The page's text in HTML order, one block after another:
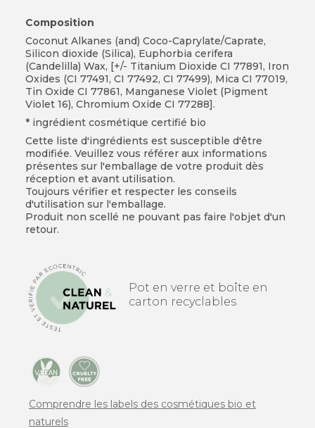
Composition
Coconut Alkanes (and) Coco-Caprylate/Caprate,
Silicon dioxide (Silica), Euphorbia cerifera
(Candelilla) Wax, [+/- Titanium Dioxide CI 77891, Iron
Oxides (CI 77491, CI 77492, CI 77499), Mica CI 77019,
Tin Oxide CI 77861, Manganese Violet (Pigment
Violet 16), Chromium Oxide CI 77288].
* ingrédient cosmétique certifié bio
Cette liste d'ingrédients est susceptible d'être
modifiée. Veuillez vous référer aux informations
présentes sur l'emballage de votre produit dès
réception et avant utilisation.
Toujours vérifier et respecter les conseils
d'utilisation sur l'emballage.
Produit non scellé ne pouvant pas faire l'objet d'un
retour.
Pot en verre et boîte en
carton recyclables
Comprendre les labels des cosmétiques bio et
naturels